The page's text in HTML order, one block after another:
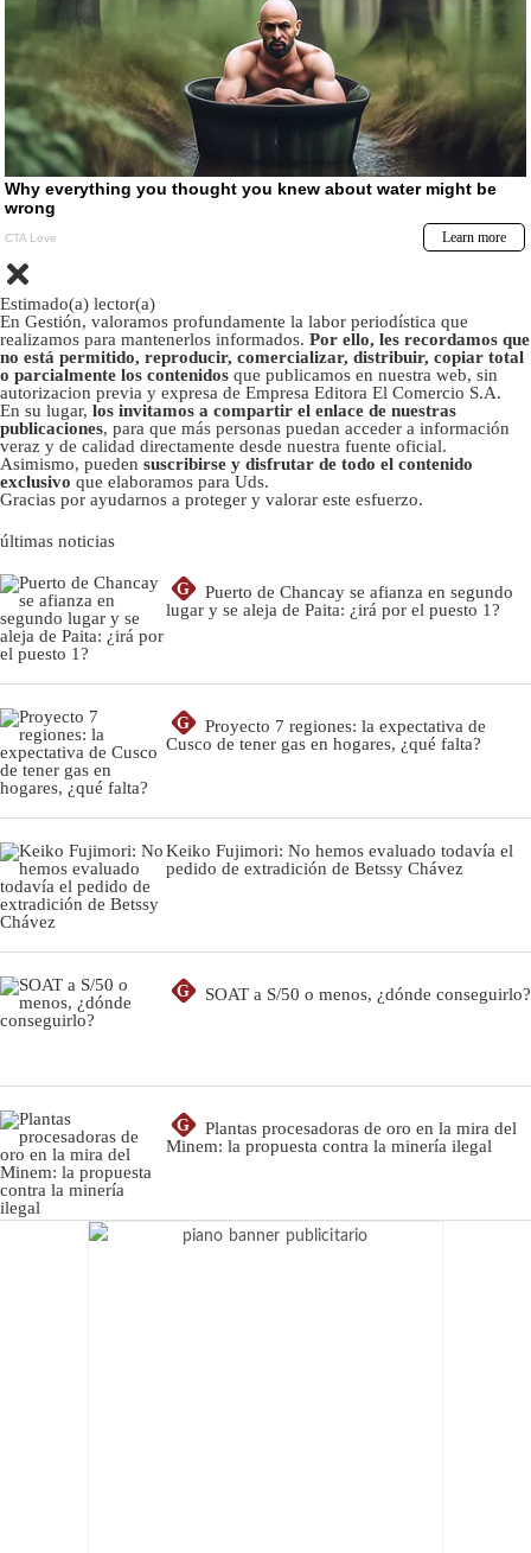
Estimado(a) lector(a)
En Gestión, valoramos profundamente la labor periodística que
realizamos para mantenerlos informados. Por ello, les recordamos que
no está permitido, reproducir, comercializar, distribuir, copiar total
o parcialmente los contenidos que publicamos en nuestra web, sin
autorizacion previa y expresa de Empresa Editora El Comercio S.A.
En su lugar, los invitamos a compartir el enlace de nuestras
publicaciones, para que más personas puedan acceder a información
veraz y de calidad directamente desde nuestra fuente oficial.
Asimismo, pueden suscribirse y disfrutar de todo el contenido
exclusivo que elaboramos para Uds.
Gracias por ayudarnos a proteger y valorar este esfuerzo.
últimas noticias
G
Puerto de Chancay se afianza en segundo
lugar y se aleja de Paita: ¿irá por el puesto 1?
G
Proyecto 7 regiones: la expectativa de
Cusco de tener gas en hogares, ¿qué falta?
Keiko Fujimori: No hemos evaluado todavía el
pedido de extradición de Betssy Chávez
G SOAT a S/50 o menos, ¿dónde conseguirlo?
G
Plantas procesadoras de oro en la mira del
Minem: la propuesta contra la minería ilegal